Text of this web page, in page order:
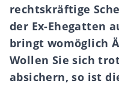
rechtskräftige
der Ex-Ehegatten
bringt womöglich
Wollen Sie sich
absichern, so ist